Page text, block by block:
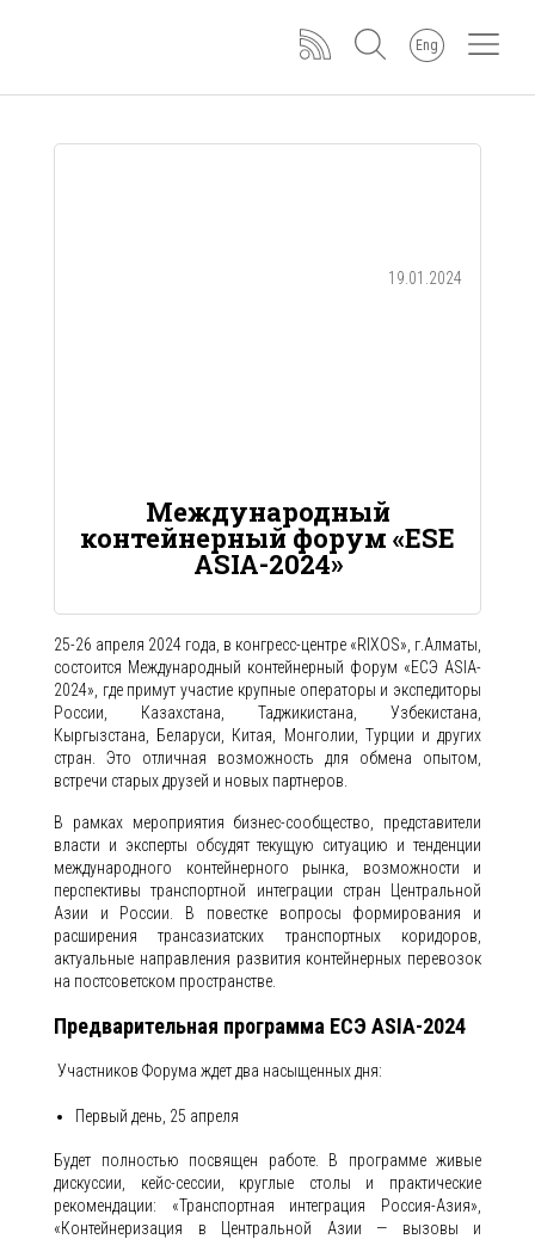
Eng
19.01.2024
Международный
контейнерный форум «ESE
ASIA-2024»
25-26 апреля 2024 года, в конгресс-центре «RIXOS», г.Алматы,
состоится Международный контейнерный форум «ЕСЭ ASIA-
2024», где примут участие крупные операторы и экспедиторы
России, Казахстана, Таджикистана, Узбекистана,
Кыргызстана, Беларуси, Китая, Монголии, Турции и других
стран. Это отличная возможность для обмена опытом,
встречи старых друзей и новых партнеров.
В рамках мероприятия бизнес-сообщество, представители
власти и эксперты обсудят текущую ситуацию и тенденции
международного контейнерного рынка, возможности и
перспективы транспортной интеграции стран Центральной
Азии и России. В повестке вопросы формирования и
расширения трансазиатских транспортных коридоров,
актуальные направления развития контейнерных перевозок
на постсоветском пространстве.
Предварительная программа ЕСЭ ASIA-2024
Участников Форума ждет два насыщенных дня:
Первый день, 25 апреля
Будет полностью посвящен работе. В программе живые
дискуссии, кейс-сессии, круглые столы и практические
рекомендации: «Транспортная интеграция Россия-Азия»,
«Контейнеризация в Центральной Азии — вызовы и